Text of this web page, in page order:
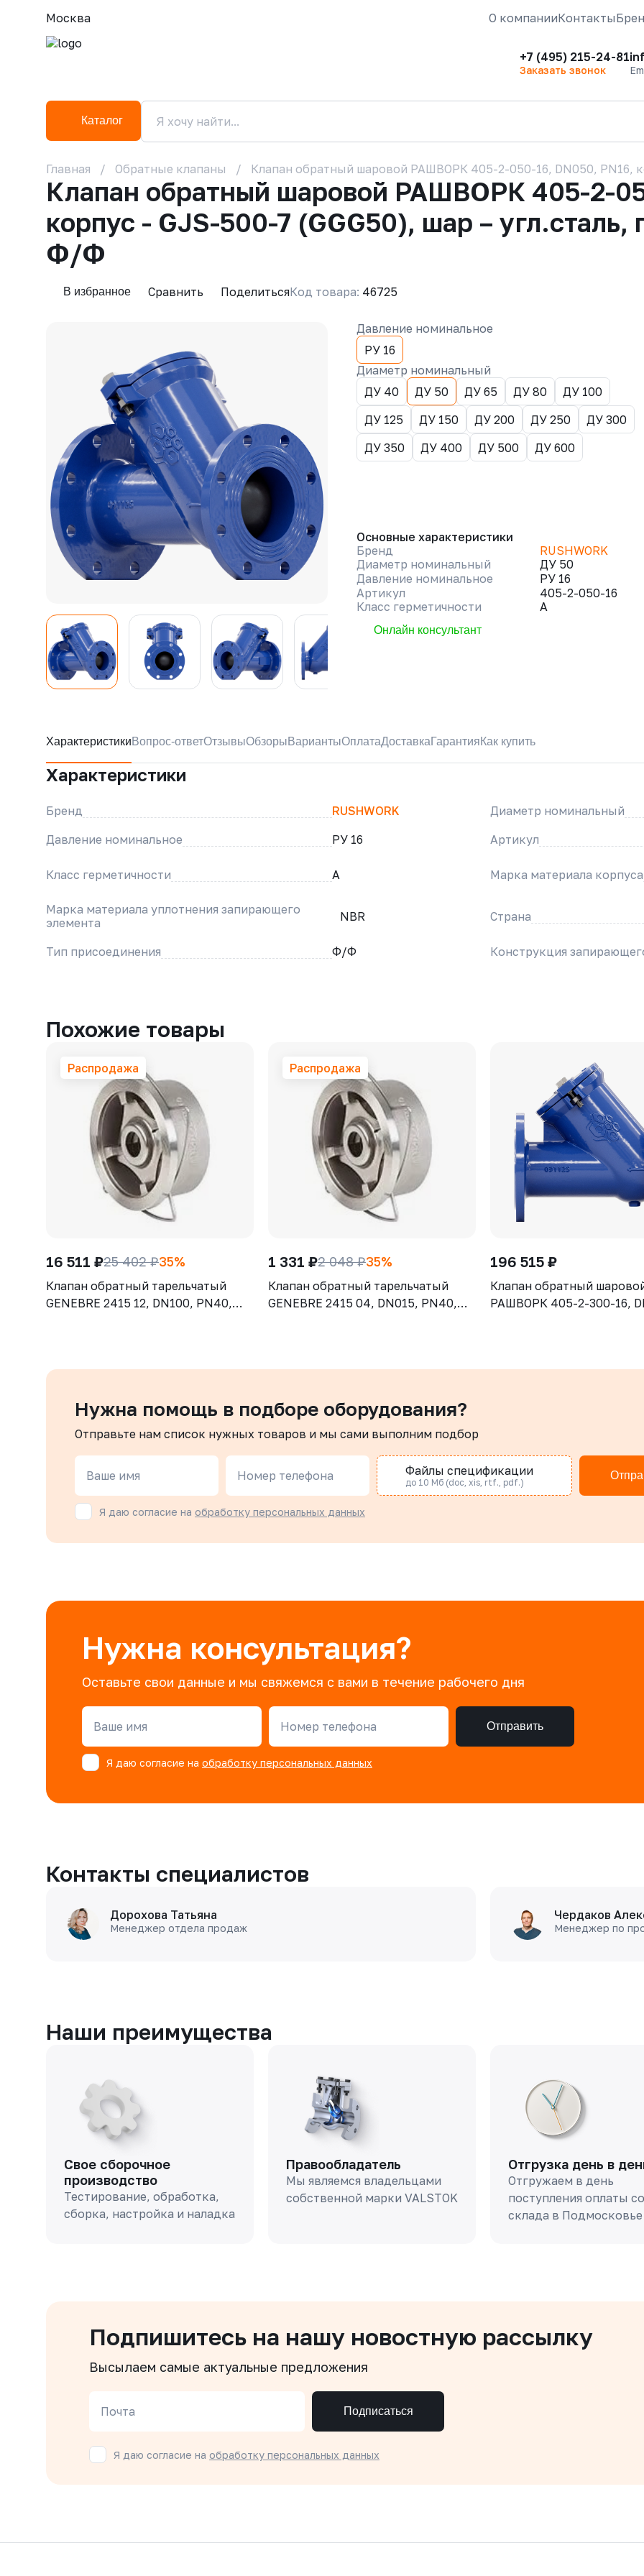
Москва О компанииКонтакты
+7 (495) 215-24-81
Заказать звонок
Каталог
Главная Обратные клапаны Клапан обратный шаровой РАШВОРК 405-2-050-16, DN050, PN16,
Клапан обратный шаровой РАШВОРК 405-2-
корпус - GJS-500-7 (GGG50), шар –
Ф/Ф
В избранное Сравнить ПоделитьсяКод товара: 46725
Давление номинальное
РУ 16
Диаметр номинальный
ДУ 40
ДУ 50 ДУ 65 ДУ 80
ДУ 100
ДУ 125
ДУ 150 ДУ 200 ДУ 250
ДУ 300
ДУ 350
ДУ 400 ДУ 500 ДУ 600
Основные характеристики
Бренд
RUSHWORK
Диаметр номинальный
ДУ 50
Давление номинальное
РУ 16
Артикул
405-2-050-16
Класс герметичности
A
Онлайн консультант
Характеристики Вопрос-ответОтзывыОбзоры ВариантыОплатаДоставка Гарантия Как купить
Характеристики
Бренд RUSHWORK Диаметр номинальный
Давление номинальное
РУ 16 Артикул
Класс герметичности A Марка материала корпуса
Марка материала уплотнения запирающего
элемента
NBR Страна
Тип присоединения Ф/Ф Конструкция
Похожие товары
Распродажа
16 511 ₽25 402 ₽35%
Клапан обратный тарельчатый
GENEBRE 2415 12, DN100, PN40,
Распродажа
1 331 ₽2 048 ₽35%
Клапан обратный тарельчатый
GENEBRE 2415 04, DN015, PN40,
196 515 ₽
Клапан обратный
РАШВОРК 405-2-300-16,
Нужна помощь в подборе оборудования?
Отправьте нам список нужных товаров и мы сами выполним подбор
Ваше имя Номер телефона Файлы спецификации
до 10 Мб (doc, xis, rtf., pdf.)
Я даю согласие на обработку персональных данных
Нужна консультация?
Оставьте свои данные и мы свяжемся с вами в течение рабочего дня
Ваше имя Номер телефона Отправить
Я даю согласие на обработку персональных данных
Контакты специалистов
Дорохова Татьяна
Менеджер отдела продаж
Чердаков
Менеджер по
Наши преимущества
Свое сборочное
производство
Тестирование, обработка,
сборка, настройка и наладка
Правообладатель
Мы являемся владельцами
собственной марки VALSTOK
Отгрузка день в
Отгружаем в день
поступления оплаты со
склада в Подмосковье
Подпишитесь на нашу новостную рассылку
Высылаем самые актуальные предложения
Почта Подписаться
Я даю согласие на обработку персональных данных